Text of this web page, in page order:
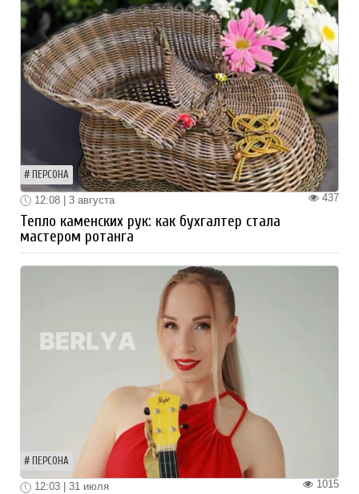
ПЕРСОНА
437
12:08 | 3 августа
Тепло каменских рук: как бухгалтер стала
мастером ротанга
ПЕРСОНА
1015
12:03 | 31 июля